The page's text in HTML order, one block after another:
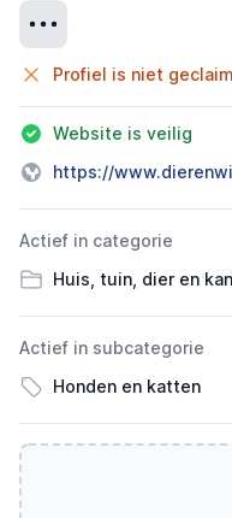
Profiel is niet
Website is veilig
https://
Actief in categorie
Huis, tuin, dier en
Actief in subcategorie
Honden en katten